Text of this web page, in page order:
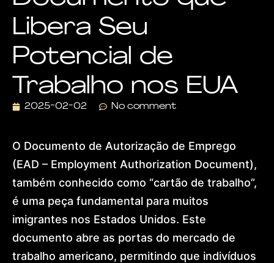
Visa
Contact
Global
European
Dubai &
Global Mobility
Dr. Lohan
Offices
News
Contact
Libera Seu
Potencial de
Trabalho nos EUA
2025-02-02 No comment
O Documento de Autorização de Emprego
(EAD – Employment Authorization Document),
também conhecido como “cartão de trabalho”,
é uma peça fundamental para muitos
imigrantes nos Estados Unidos. Este
documento abre as portas do mercado de
trabalho americano, permitindo que indivíduos